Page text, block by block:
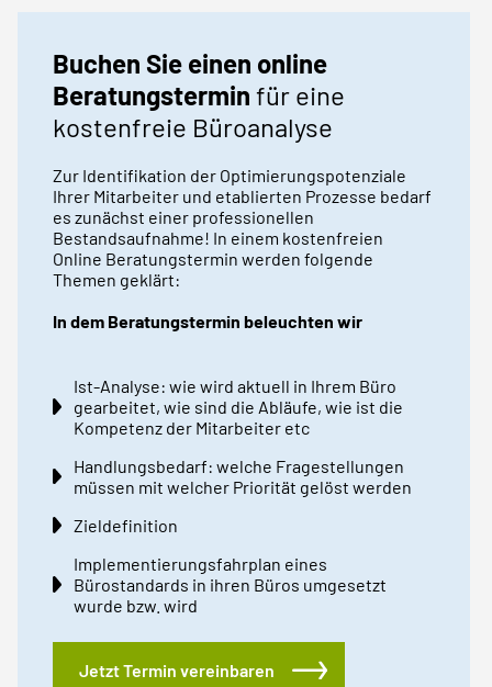
Buchen Sie einen online
Beratungstermin für eine
kostenfreie Büroanalyse
Zur Identifikation der Optimierungspotenziale
Ihrer Mitarbeiter und etablierten Prozesse bedarf
es zunächst einer professionellen
Bestandsaufnahme! In einem kostenfreien
Online Beratungstermin werden folgende
Themen geklärt:
In dem Beratungstermin beleuchten wir
Ist-Analyse: wie wird aktuell in Ihrem Büro
gearbeitet, wie sind die Abläufe, wie ist die
Kompetenz der Mitarbeiter etc
Handlungsbedarf: welche Fragestellungen
müssen mit welcher Priorität gelöst werden
Zieldefinition
Implementierungsfahrplan eines
Bürostandards in ihren Büros umgesetzt
wurde bzw. wird
Jetzt Termin vereinbaren